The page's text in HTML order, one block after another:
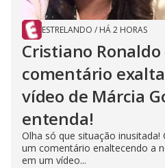
ESTRELANDO / HÁ 2 HORAS
Cristiano Ronaldo
comentário
vídeo de Márcia
entenda!
Olha só que situação inusitada!
um comentário enaltecendo a
em um vídeo...